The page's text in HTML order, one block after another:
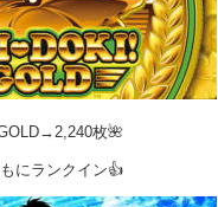
,240枚🌺
にランクイン👍